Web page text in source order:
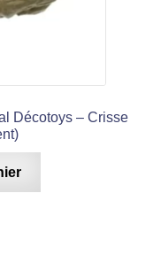
Décotoys – Crisse